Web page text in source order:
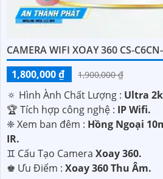
CAMERA WIFI XOAY 360 CS-
1,800,000 ₫
1,900,000 ₫
🔅 Hình Ành Chất Lượng : Ultra
🏆 Tích hợp công nghệ : IP Wifi.
❈ Xem ban đêm : Hồng Ngoại
IR.
♊ Cấu Tạo Camera Xoay 360.
️♚ Ưu Điểm : Xoay 360 Thu Âm.